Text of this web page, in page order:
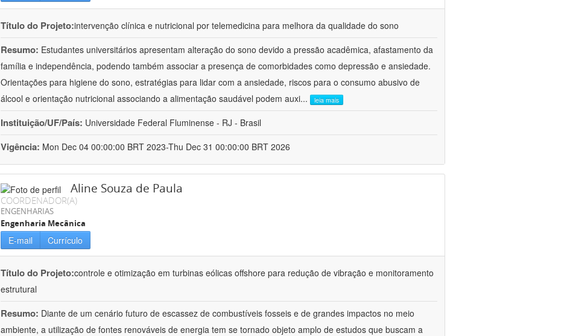
Título do Projeto:intervenção clínica e nutricional por telemedicina para melhora da qualidade do sono
Resumo: Estudantes universitários apresentam alteração do sono devido a pressão acadêmica, afastamento da
família e independência, podendo também associar a presença de comorbidades como depressão e ansiedade.
Orientações para higiene do sono, estratégias para lidar com a ansiedade, riscos para o consumo abusivo de
álcool e orientação nutricional associando a alimentação saudável podem auxi... leia mais
Instituição/UF/País: Universidade Federal Fluminense - RJ - Brasil
Vigência: Mon Dec 04 00:00:00 BRT 2023-Thu Dec 31 00:00:00 BRT 2026
Aline Souza de Paula
COORDENADOR(A)
ENGENHARIAS
Engenharia Mecânica
E-mail Currículo
Título do Projeto:controle e otimização em turbinas eólicas offshore para redução de vibração e monitoramento
estrutural
Resumo: Diante de um cenário futuro de escassez de combustíveis fosseis e de grandes impactos no meio
ambiente, a utilização de fontes renováveis de energia tem se tornado objeto amplo de estudos que buscam a